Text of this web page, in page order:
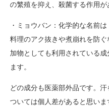
の繁殖を抑え、殺菌する作用が
・ミョウバン：化学的な名前
料理のアク抜きや煮崩れを防
加物としても利用されている
ます。
どの成分も医薬部外品です。
ついては個人差があると思い